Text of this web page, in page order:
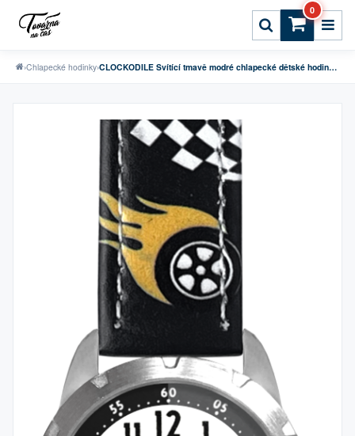
0
›Chlapecké hodinky› CLOCKODILE Svítící tmavě modré chlapecké dětské hodinky ZÁVODNÍ AUTA